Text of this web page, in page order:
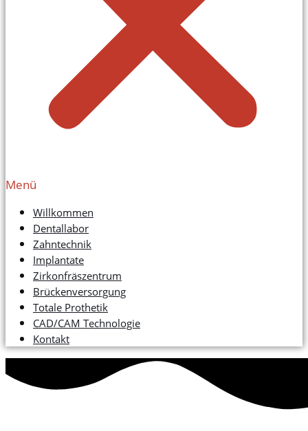
Menü
Willkommen
Dentallabor
Zahntechnik
Implantate
Zirkonfräszentrum
Brückenversorgung
Totale Prothetik
CAD/CAM Technologie
Kontakt